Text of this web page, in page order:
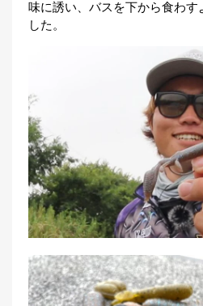
味に誘い、バスを下から食わす
した。